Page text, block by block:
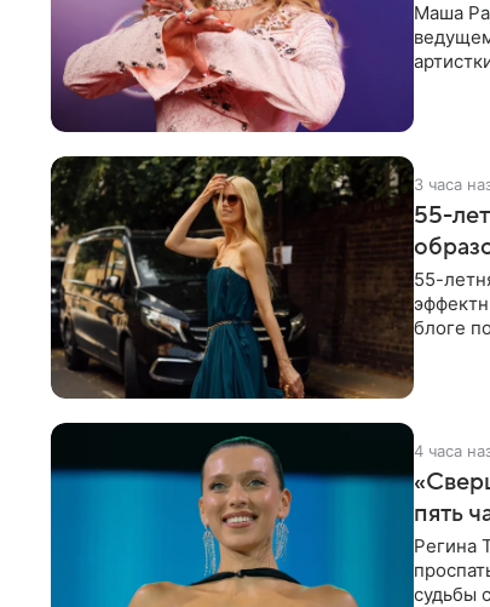
Маша
3 часа
55-
55-
блоге
4 часа
пять
Регина
судьбы